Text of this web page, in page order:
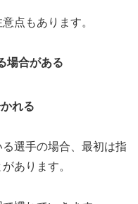
点もあります。
場合がある
れる
選手の場合、最初は指
あります。